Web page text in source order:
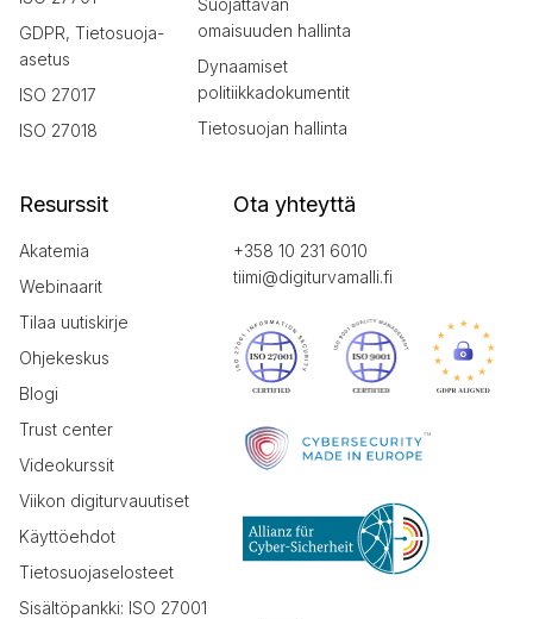
GDPR, Tietosuoja-
asetus
ISO 27017
ISO 27018
omaisuuden hallinta
Dynaamiset
politiikkadokumentit
Tietosuojan hallinta
Resurssit
Akatemia
Webinaarit
Tilaa uutiskirje
Ohjekeskus
Blogi
Trust center
Videokurssit
Viikon digiturvauutiset
Käyttöehdot
Tietosuojaselosteet
Sisältöpankki: ISO 27001
Ota yhteyttä
+358 10 231 6010
tiimi@digiturvamalli.fi